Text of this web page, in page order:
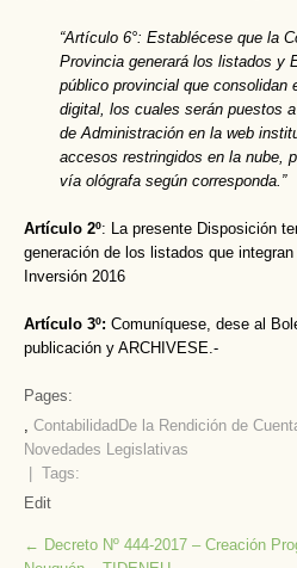
“Artículo 6°: Establécese que la
Provincia generará los listados y
público provincial que consolidan
digital, los cuales serán puestos
de Administración en la web
accesos restringidos en la nube,
vía ológrafa según corresponda.”
Artículo 2º: La presente Disposición
generación de los listados que
Inversión 2016
Artículo 3º: Comuníquese, dese al
publicación y ARCHIVESE.-
Pages:
, Contabilidad De la Rendición de
Novedades Legislativas
| Tags:
Edit
Post
← Decreto Nº 444-2017 – Creación